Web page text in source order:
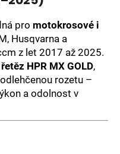
pro motokrosové i
Husqvarna a
z let 2017 až 2025.
HPR MX GOLD,
rozetu –
a odolnost v